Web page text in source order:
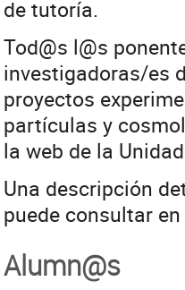
de tutoría.
Tod@s l@s
investigadoras/es
proyectos
partículas y
la web de la
Una descripción
puede consultar
Alumn@s